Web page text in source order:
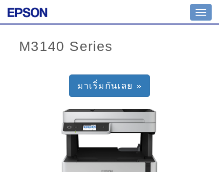
มาเริ่มกันเลย »